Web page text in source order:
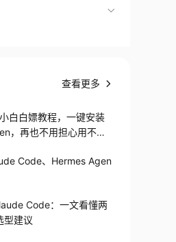
查看更多
白白嫖教程，一键安装
，再也不用担心用不起
Code、Hermes Agen
Code：一文看懂两
型建议